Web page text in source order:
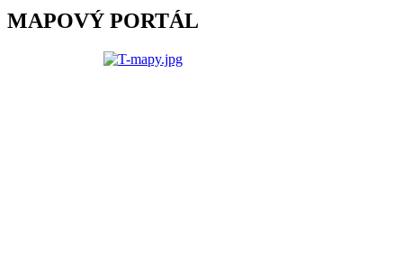
MAPOVÝ PORTÁL